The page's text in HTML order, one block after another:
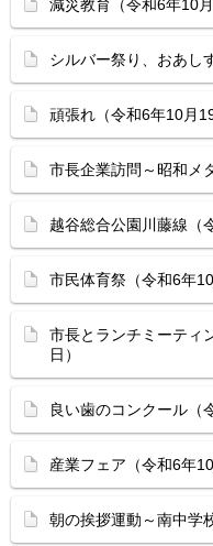
減災教育（令和6年10月
シルバー祭り、おあし
頑張れ（令和6年10月19
市長企業訪問～昭和メ
越谷総合公園川藤線（
市民体育祭（令和6年10
市長とランチミーティ
日）
良い歯のコンクール（
産業フェア（令和6年10
朝の挨拶運動～南中学